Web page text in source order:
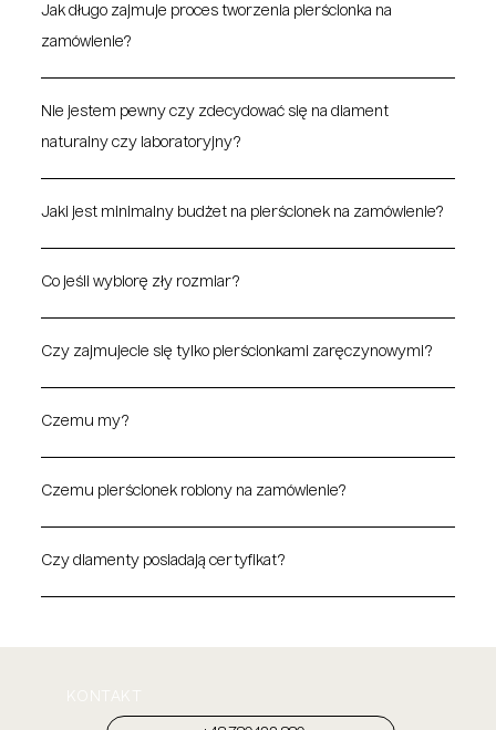
Follow the bling
Jak długo zajmuje proces tworzenia pierścionka na
zamówienie?
Nie jestem pewny czy zdecydować się na diament
naturalny czy laboratoryjny?
Jaki jest minimalny budżet na pierścionek na zamówienie?
Co jeśli wybiorę zły rozmiar?
Czy zajmujecie się tylko pierścionkami zaręczynowymi?
Czemu my?
Czemu pierścionek robiony na zamówienie?
Czy diamenty posiadają certyfikat?